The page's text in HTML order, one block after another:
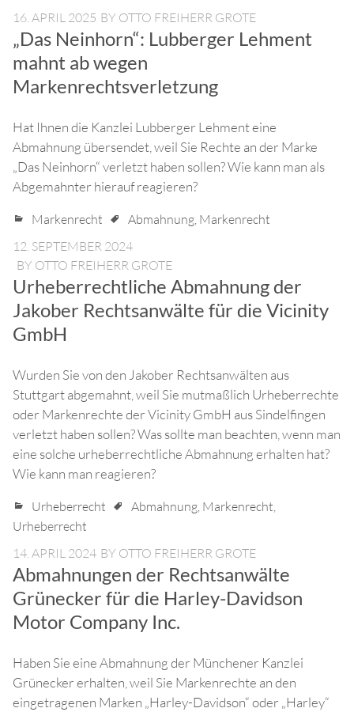
16. APRIL 2025 BY OTTO FREIHERR GROTE
„Das Neinhorn“: Lubberger Lehment
mahnt ab wegen
Markenrechtsverletzung
Hat Ihnen die Kanzlei Lubberger Lehment eine
Abmahnung übersendet, weil Sie Rechte an der Marke
„Das Neinhorn“ verletzt haben sollen? Wie kann man als
Abgemahnter hierauf reagieren?
Markenrecht Abmahnung, Markenrecht
12. SEPTEMBER 2024
BY OTTO FREIHERR GROTE
Urheberrechtliche Abmahnung der
Jakober Rechtsanwälte für die Vicinity
GmbH
Wurden Sie von den Jakober Rechtsanwälten aus
Stuttgart abgemahnt, weil Sie mutmaßlich Urheberrechte
oder Markenrechte der Vicinity GmbH aus Sindelfingen
verletzt haben sollen? Was sollte man beachten, wenn man
eine solche urheberrechtliche Abmahnung erhalten hat?
Wie kann man reagieren?
Urheberrecht Abmahnung, Markenrecht,
Urheberrecht
14. APRIL 2024 BY OTTO FREIHERR GROTE
Abmahnungen der Rechtsanwälte
Grünecker für die Harley-Davidson
Motor Company Inc.
Haben Sie eine Abmahnung der Münchener Kanzlei
Grünecker erhalten, weil Sie Markenrechte an den
eingetragenen Marken „Harley-Davidson“ oder „Harley“